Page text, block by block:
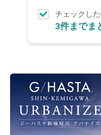
総戸数10区画以上！（17）
即入居可能！（13）
チェックし
3件までま